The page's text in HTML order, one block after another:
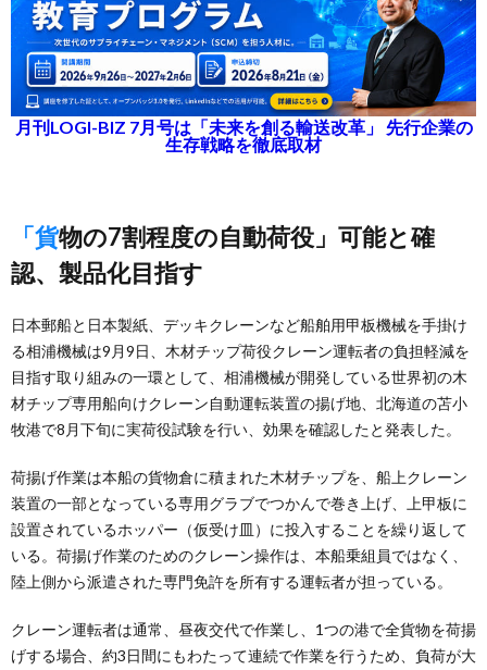
月刊LOGI-BIZ 7月号は「未来を創る輸送改革」 先行企業の
生存戦略を徹底取材
「貨物の7割程度の自動荷役」可能と確
認、製品化目指す
日本郵船と日本製紙、デッキクレーンなど船舶用甲板機械を手掛け
る相浦機械は9月9日、木材チップ荷役クレーン運転者の負担軽減を
目指す取り組みの一環として、相浦機械が開発している世界初の木
材チップ専用船向けクレーン自動運転装置の揚げ地、北海道の苫小
牧港で8月下旬に実荷役試験を行い、効果を確認したと発表した。
荷揚げ作業は本船の貨物倉に積まれた木材チップを、船上クレーン
装置の一部となっている専用グラブでつかんで巻き上げ、上甲板に
設置されているホッパー（仮受け皿）に投入することを繰り返して
いる。荷揚げ作業のためのクレーン操作は、本船乗組員ではなく、
陸上側から派遣された専門免許を所有する運転者が担っている。
クレーン運転者は通常、昼夜交代で作業し、1つの港で全貨物を荷揚
げする場合、約3日間にもわたって連続で作業を行うため、負荷が大